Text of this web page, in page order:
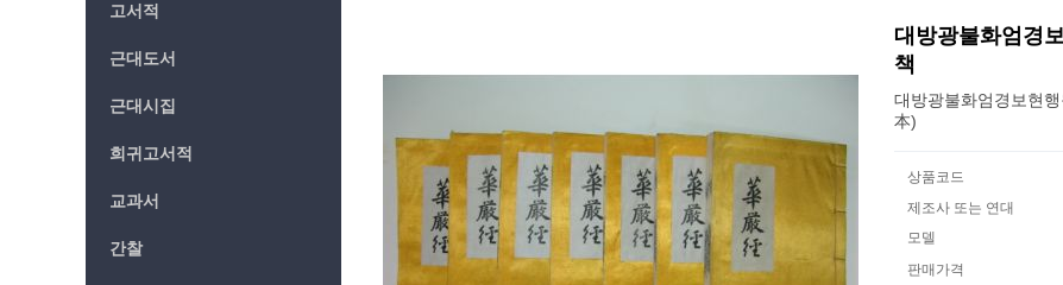
고서적
근대도서
근대시집
희귀고서적
교과서
간찰
대방광불화엄경
책
대방광불화엄경보현
本)
상품코드
제조사 또는 연대
모델
판매가격